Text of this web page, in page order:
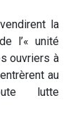
la
l’« unité
ouvriers à
au
lutte